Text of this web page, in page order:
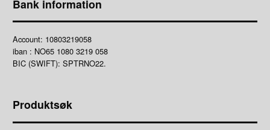
Bank information
Account: 10803219058
iban : NO65 1080 3219 058
BIC (SWIFT): SPTRNO22.
Produktsøk